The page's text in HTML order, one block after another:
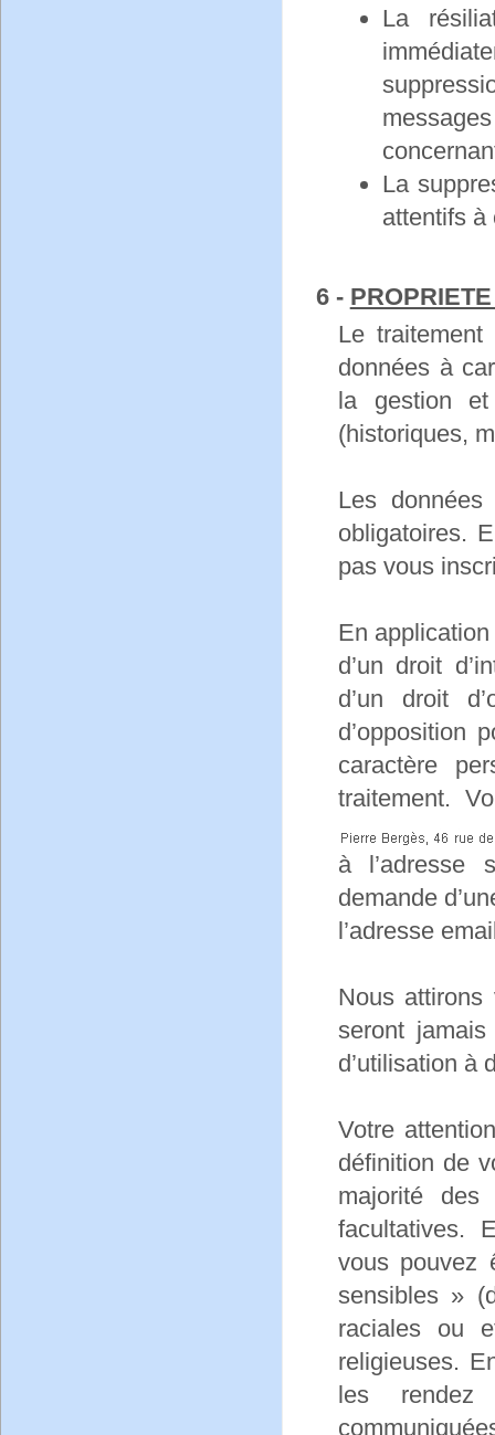
La
La
attentifs à
6 -
Le
données à
la gestion
(historiques,
Les
obligatoires.
pas vous
En
d’un droit
d’un droit
d’opposition
caractère
traitement.
à l’adresse
demande
l’adresse
Nous
seront
d’utilisation à
Votre
définition de
majorité
facultatives.
vous pouvez
sensibles »
raciales ou
religieuses.
les rendez